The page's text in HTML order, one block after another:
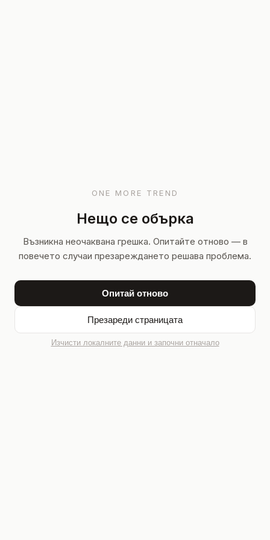
ONE MORE TREND
Нещо се обърка
Възникна неочаквана грешка. Опитайте отново — в
повечето случаи презареждането решава проблема.
Опитай отново
Презареди страницата
Изчисти локалните данни и започни отначало